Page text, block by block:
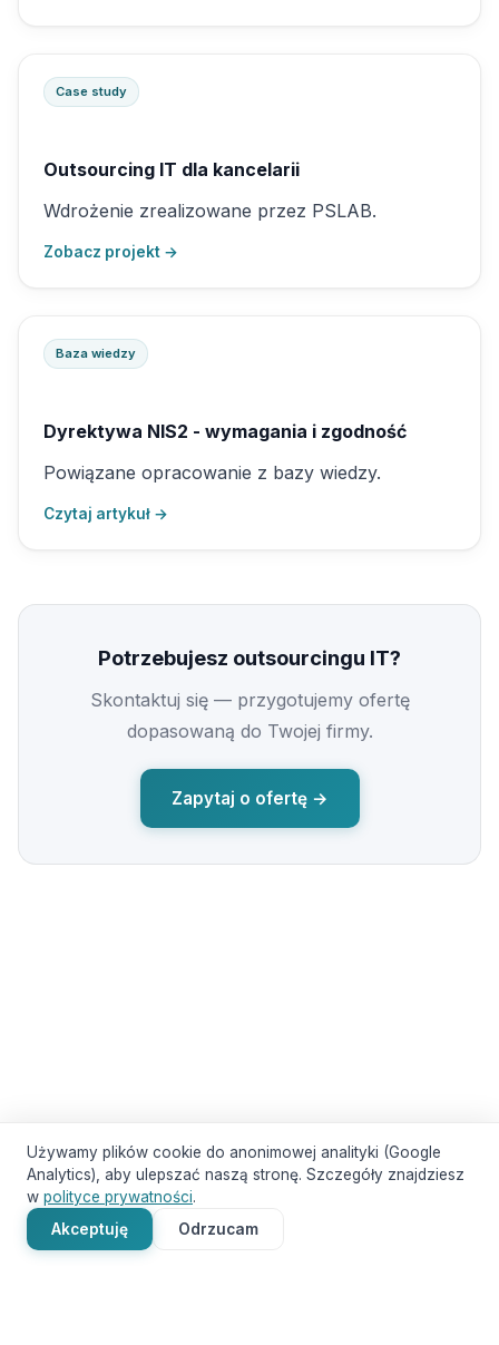
Case study
Outsourcing IT dla kancelarii
Wdrożenie zrealizowane przez PSLAB.
Zobacz projekt →
Baza wiedzy
Dyrektywa NIS2 - wymagania i zgodność
Powiązane opracowanie z bazy wiedzy.
Czytaj artykuł →
Potrzebujesz outsourcingu IT?
Skontaktuj się — przygotujemy ofertę
dopasowaną do Twojej firmy.
Zapytaj o ofertę →
Używamy plików cookie do anonimowej analityki (Google
Analytics), aby ulepszać naszą stronę. Szczegóły znajdziesz
w polityce prywatności.
Akceptuję
Odrzucam